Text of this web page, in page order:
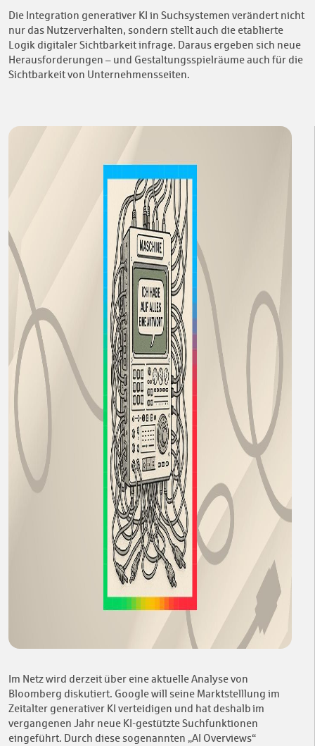
Die Integration generativer KI in Suchsystemen verändert nicht
nur das Nutzerverhalten, sondern stellt auch die etablierte
Logik digitaler Sichtbarkeit infrage. Daraus ergeben sich neue
Herausforderungen – und Gestaltungsspielräume auch für die
Sichtbarkeit von Unternehmensseiten.
Im Netz wird derzeit über eine aktuelle Analyse von
Bloomberg diskutiert. Google will seine Marktstelllung im
Zeitalter generativer KI verteidigen und hat deshalb im
vergangenen Jahr neue KI-gestützte Suchfunktionen
eingeführt. Durch diese sogenannten „AI Overviews“